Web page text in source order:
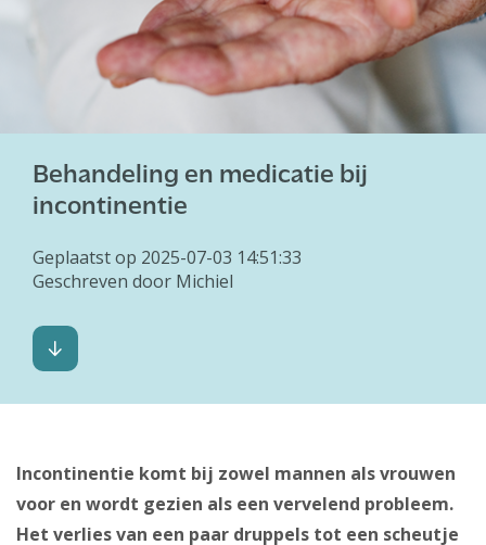
Behandeling en medicatie bij
incontinentie
Geplaatst op 2025-07-03 14:51:33
Geschreven door Michiel
Incontinentie komt bij zowel mannen als vrouwen
voor en wordt gezien als een vervelend probleem.
Het verlies van een paar druppels tot een scheutje